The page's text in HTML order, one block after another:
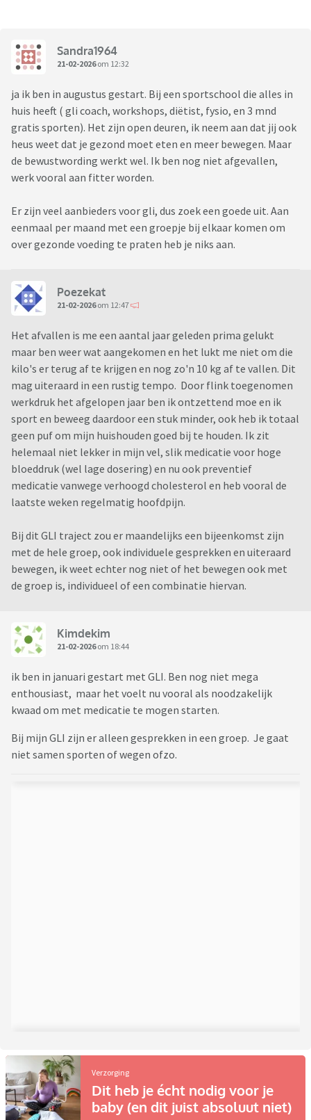
Sandra1964
21-02-2026om 12:32
ja ik ben in augustus gestart. Bij een sportschool die alles in
huis heeft ( gli coach, workshops, diëtist, fysio, en 3 mnd
gratis sporten). Het zijn open deuren, ik neem aan dat jij ook
heus weet dat je gezond moet eten en meer bewegen. Maar
de bewustwording werkt wel. Ik ben nog niet afgevallen,
werk vooral aan fitter worden.
Er zijn veel aanbieders voor gli, dus zoek een goede uit. Aan
eenmaal per maand met een groepje bij elkaar komen om
over gezonde voeding te praten heb je niks aan.
Poezekat
21-02-2026om 12:47
Het afvallen is me een aantal jaar geleden prima gelukt
maar ben weer wat aangekomen en het lukt me niet om die
kilo's er terug af te krijgen en nog zo'n 10 kg af te vallen. Dit
mag uiteraard in een rustig tempo. Door flink toegenomen
werkdruk het afgelopen jaar ben ik ontzettend moe en ik
sport en beweeg daardoor een stuk minder, ook heb ik totaal
geen puf om mijn huishouden goed bij te houden. Ik zit
helemaal niet lekker in mijn vel, slik medicatie voor hoge
bloeddruk (wel lage dosering) en nu ook preventief
medicatie vanwege verhoogd cholesterol en heb vooral de
laatste weken regelmatig hoofdpijn.
Bij dit GLI traject zou er maandelijks een bijeenkomst zijn
met de hele groep, ook individuele gesprekken en uiteraard
bewegen, ik weet echter nog niet of het bewegen ook met
de groep is, individueel of een combinatie hiervan.
Kimdekim
21-02-2026om 18:44
ik ben in januari gestart met GLI. Ben nog niet mega
enthousiast, maar het voelt nu vooral als noodzakelijk
kwaad om met medicatie te mogen starten.
Bij mijn GLI zijn er alleen gesprekken in een groep. Je gaat
niet samen sporten of wegen ofzo.
Verzorging
Dit heb je écht nodig voor je
baby (en dit juist absoluut niet)